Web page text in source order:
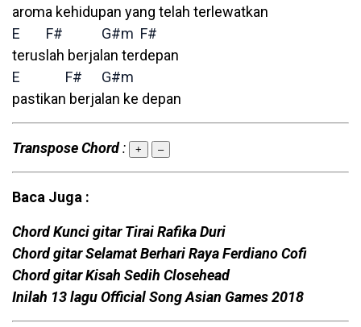
aroma kehidupan yang telah terlewatkan
E
F# G#m F#
teruslah berjalan terdepan
E
F#
G#m
pastikan berjalan ke depan
Transpose Chord: + –
Baca Juga :
Chord Kunci gitar Tirai Rafika Duri
Chord gitar Selamat Berhari Raya Ferdiano Cofi
Chord gitar Kisah Sedih Closehead
Inilah 13 lagu Official Song Asian Games 2018